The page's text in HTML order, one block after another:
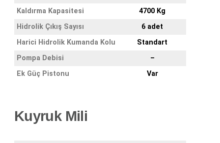
Kaldırma Kapasitesi
4700 Kg
Hidrolik Çıkış Sayısı
6 adet
Harici Hidrolik Kumanda Kolu
Standart
Pompa Debisi
–
Ek Güç Pistonu
Var
Kuyruk Mili